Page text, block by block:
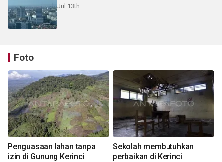
Jul 13th
Foto
Penguasaan lahan tanpa
izin di Gunung Kerinci
Sekolah membutuhkan
perbaikan di Kerinci